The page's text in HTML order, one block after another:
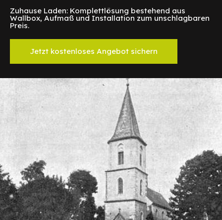
Zuhause Laden: Komplettlösung bestehend aus
Wallbox, Aufmaß und Installation zum unschlagbaren
Preis.
Jetzt kostenloses Angebot sichern